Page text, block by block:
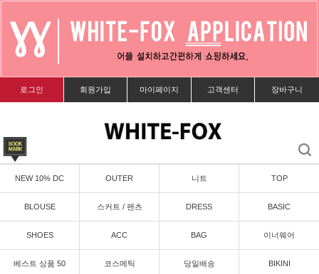
로그인 회원가입 마이페이지 고객센터 장바구니
NEW 10% DC OUTER 니트 TOP
BLOUSE 스커트 / 팬츠 DRESS BASIC
SHOES ACC BAG 이너웨어
베스트 상품 50 코스메틱 당일배송 BIKINI